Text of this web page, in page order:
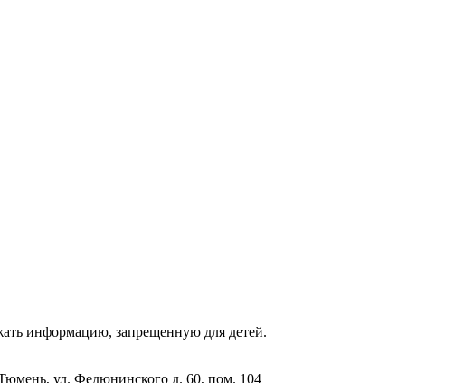
инфopмaцию, зaпpeщeнную для дeтeй.
ул. Федюнинского д. 60, пом. 104